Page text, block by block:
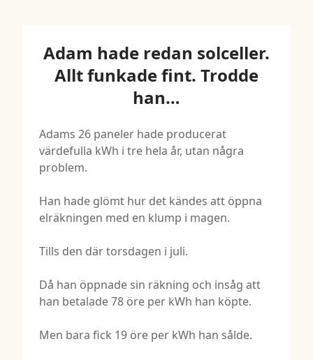
Adam hade redan solceller.
Allt funkade fint. Trodde
han…
Adams 26 paneler hade producerat
värdefulla kWh i tre hela år, utan några
problem.
Han hade glömt hur det kändes att öppna
elräkningen med en klump i magen.
Tills den där torsdagen i juli.
Då han öppnade sin räkning och insåg att
han betalade 78 öre per kWh han köpte.
Men bara fick 19 öre per kWh han sålde.